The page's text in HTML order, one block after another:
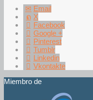
Email
X
Facebook
Google +
Pinterest
Tumblr
Linkedin
Vkontakte
Miembro de